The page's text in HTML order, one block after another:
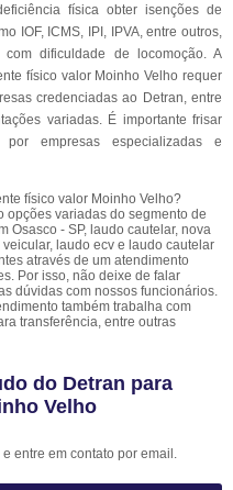
física obter isenções de
IOF, ICMS, IPI, IPVA, entre outros,
dificuldade de locomoção. A
físico valor Moinho Velho requer
credenciadas ao Detran, entre
variadas. É importante frisar
empresas especializadas e
físico valor Moinho Velho?
opções variadas do segmento de
Osasco - SP, laudo cautelar, nova
laudo ecv e laudo cautelar
através de um atendimento
Por isso, não deixe de falar
dúvidas com nossos funcionários.
também trabalha com
transferência, entre outras
do Detran para
Velho
e entre em contato por email.